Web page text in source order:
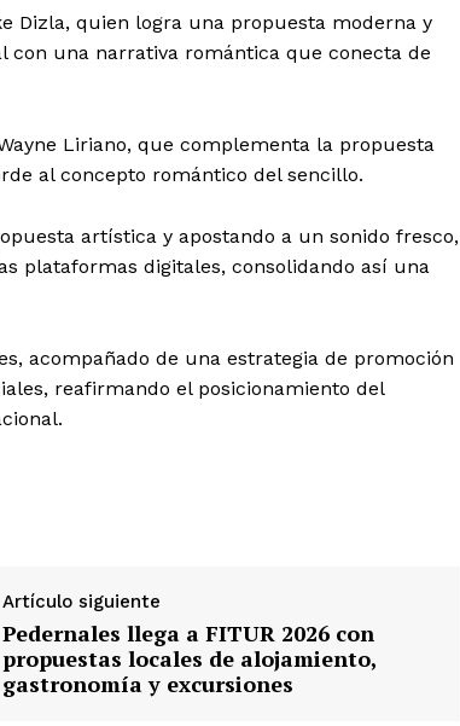
Albert Pujols
Dizla, quien logra una propuesta moderna y
con una narrativa romántica que conecta de
Liriano, que complementa la propuesta
al concepto romántico del sencillo.
artística y apostando a un sonido fresco,
plataformas digitales, consolidando así una
acompañado de una estrategia de promoción
reafirmando el posicionamiento del
Artículo siguiente
Pedernales llega a FITUR 2026 con
propuestas locales de alojamiento,
gastronomía y excursiones